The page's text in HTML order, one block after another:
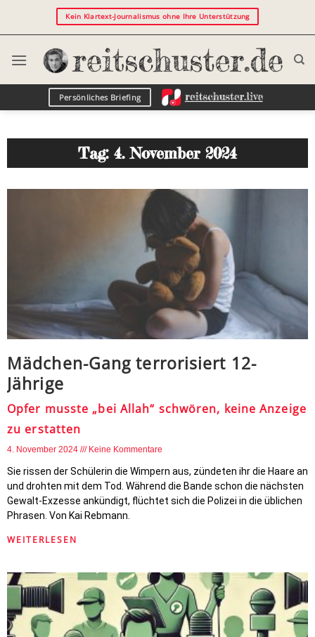
Kein Klartext-Journalismus ohne Ihre Unterstützung
Persönliches Briefing
Tag: 4. November 2024
Mädchen-Gang terrorisiert 12-
Jährige
Opfer musste „bei Allah“ schwören, keine Anzeige
zu erstatten
4. November 2024 Keine Kommentare
Sie rissen der Schülerin die Wimpern aus, zündeten ihr die Haare an
und drohten mit dem Tod. Während die Bande schon die nächsten
Gewalt-Exzesse ankündigt, flüchtet sich die Polizei in die üblichen
Phrasen. Von Kai Rebmann.
WEITERLESEN